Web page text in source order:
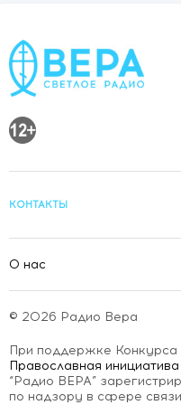
КОНТАКТЫ
О нас
© 2026 Радио Вера
При поддержке Конкурса
Православная инициатива
“Радио ВЕРА”
по надзору в сфере